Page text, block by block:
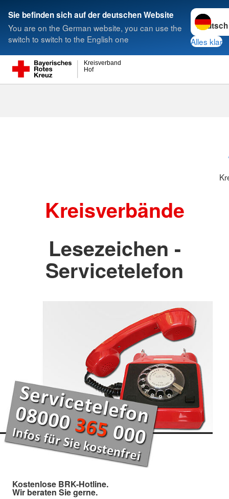
Sie befinden sich auf der deutschen Website
You are on the German website, you can use the
switch to switch to the English one
Sprache
Alles klar
Hof
Kreisverband
Suche
Kreisverbände
Lesezeichen -
Servicetelefon
Kostenlose BRK-Hotline.
Wir beraten Sie gerne.